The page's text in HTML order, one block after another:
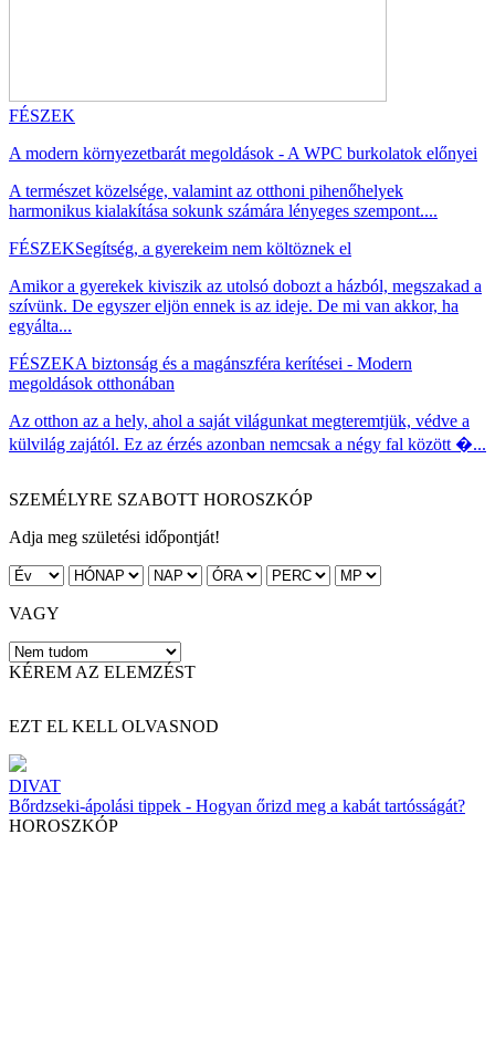
FÉSZEK
A modern környezetbarát megoldások - A WPC burkolatok előnyei
A természet közelsége, valamint az otthoni pihenőhelyek
harmonikus kialakítása sokunk számára lényeges szempont....
FÉSZEKSegítség, a gyerekeim nem költöznek el
Amikor a gyerekek kiviszik az utolsó dobozt a házból, megszakad a
szívünk. De egyszer eljön ennek is az ideje. De mi van akkor, ha
egyálta...
FÉSZEKA biztonság és a magánszféra kerítései - Modern
megoldások otthonában
Az otthon az a hely, ahol a saját világunkat megteremtjük, védve a
külvilág zajától. Ez az érzés azonban nemcsak a négy fal között �...
SZEMÉLYRE SZABOTT HOROSZKÓP
Adja meg születési időpontját!
VAGY
KÉREM AZ ELEMZÉST
EZT EL KELL OLVASNOD
DIVAT
Bőrdzseki-ápolási tippek - Hogyan őrizd meg a kabát tartósságát?
HOROSZKÓP